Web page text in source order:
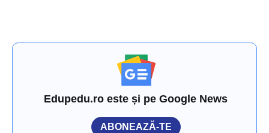
Edupedu.ro este și pe Google News
ABONEAZĂ-TE